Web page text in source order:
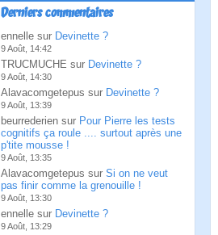
Derniers commentaires
ennelle sur Devinette ?
9 Août, 14:42
TRUCMUCHE sur Devinette ?
9 Août, 14:30
Alavacomgetepus sur Devinette ?
9 Août, 13:39
beurrederien sur Pour Pierre les tests
cognitifs ça roule .... surtout après une
p'tite mousse !
9 Août, 13:35
Alavacomgetepus sur Si on ne veut
pas finir comme la grenouille !
9 Août, 13:30
ennelle sur Devinette ?
9 Août, 13:29